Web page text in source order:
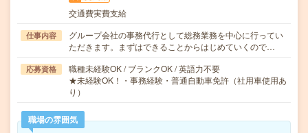
交通費実費支給
仕事内容
グループ会社の事務代行として総務業務を中心に行ってい
ただきます。まずはできることからはじめていくので…
応募資格
職種未経験OK / ブランクOK / 英語力不要
★未経験OK！・事務経験・普通自動車免許（社用車使用あ
り）
職場の雰囲気